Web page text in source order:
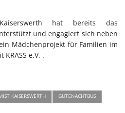
hat bereits das
und engagiert sich neben
Mädchenprojekt für Familien im
e.V. .
KAISERSWERTH
GUTENACHTBUS